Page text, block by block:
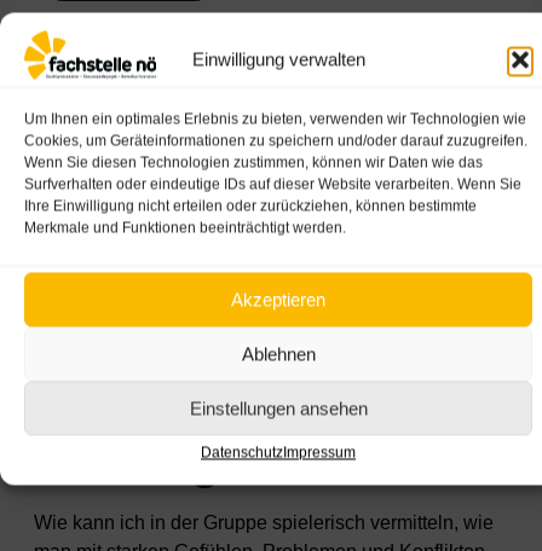
Einwilligung verwalten
Um Ihnen ein optimales Erlebnis zu bieten, verwenden wir Technologien wie
Cookies, um Geräteinformationen zu speichern und/oder darauf zuzugreifen.
Wenn Sie diesen Technologien zustimmen, können wir Daten wie das
Surfverhalten oder eindeutige IDs auf dieser Website verarbeiten. Wenn Sie
Ihre Einwilligung nicht erteilen oder zurückziehen, können bestimmte
Merkmale und Funktionen beeinträchtigt werden.
Akzeptieren
Ablehnen
Einstellungen ansehen
DatenschutzImpressum
gustavofrazao - stock.adobe.com
Wochenendkurs
Sommer 2026:
„Gemeinsam stark
werden“ für den
elementaren
Bildungsbereich
Wie kann ich in der Gruppe spielerisch vermitteln, wie